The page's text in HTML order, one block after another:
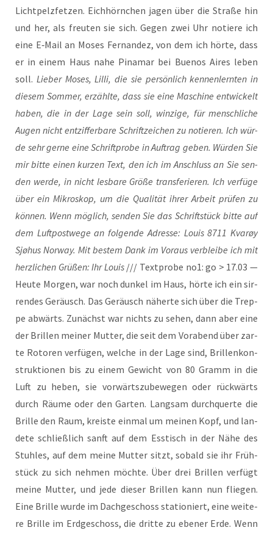
Licht­pelz­fet­zen. Eich­hörn­chen jagen über die Stra­ße hin
und her, als freu­ten sie sich. Gegen zwei Uhr notie­re ich
eine E‑Mail an Moses Fer­nan­dez, von dem ich hör­te, dass
er in einem Haus nahe Pina­mar bei Bue­nos Aires leben
soll. Lie­ber Moses, Lil­li, die sie per­sön­lich ken­nen­lern­ten in
die­sem Som­mer, erzähl­te, dass sie eine Maschi­ne ent­wi­ckelt
haben, die in der Lage sein soll, win­zi­ge, für mensch­li­che
Augen nicht ent­zif­fer­ba­re Schrift­zei­chen zu notie­ren. Ich wür­
de sehr ger­ne eine Schrift­pro­be in Auf­trag geben. Wür­den Sie
mir bit­te einen kur­zen Text, den ich im Anschluss an Sie sen­
den wer­de, in nicht les­ba­re Grö­ße trans­fe­rie­ren. Ich ver­fü­ge
über ein Mikro­skop, um die Qua­li­tät ihrer Arbeit prü­fen zu
kön­nen. Wenn mög­lich, sen­den Sie das Schrift­stück bit­te auf
dem Luft­post­we­ge an fol­gen­de Adres­se: Lou­is 8711 Kvarøy
Sjøhus Nor­way. Mit bes­tem Dank im Vor­aus ver­blei­be ich mit
herz­li­chen Grü­ßen: Ihr Lou­is/// Text­pro­be no1: go > 17.03 —
Heu­te Mor­gen, war noch dun­kel im Haus, hör­te ich ein sir­
ren­des Geräusch. Das Geräusch näher­te sich über die Trep­
pe abwärts. Zunächst war nichts zu sehen, dann aber eine
der Bril­len mei­ner Mut­ter, die seit dem Vor­abend über zar­
te Roto­ren ver­fü­gen, wel­che in der Lage sind, Bril­len­kon­
struk­tio­nen bis zu einem Gewicht von 80 Gramm in die
Luft zu heben, sie vor­wärts­zu­be­we­gen oder rück­wärts
durch Räu­me oder den Gar­ten. Lang­sam durch­quer­te die
Bril­le den Raum, kreis­te ein­mal um mei­nen Kopf, und lan­
de­te schließ­lich sanft auf dem Ess­tisch in der Nähe des
Stuh­les, auf dem mei­ne Mut­ter sitzt, sobald sie ihr Früh­
stück zu sich neh­men möch­te. Über drei Bril­len ver­fügt
mei­ne Mut­ter, und jede die­ser Bril­len kann nun flie­gen.
Eine Bril­le wur­de im Dach­ge­schoss sta­tio­niert, eine wei­te­
re Bril­le im Erd­ge­schoss, die drit­te zu ebe­ner Erde. Wenn